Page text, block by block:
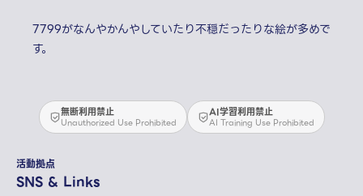
7799がなんやかんやしていたり不穏だったりな絵が多めで
無断利用禁止
Unauthorized Use Prohibited
AI学習利用禁止
AI Training Use Prohibited
活動拠点
SNS & Links